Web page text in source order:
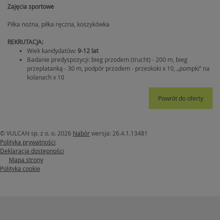
Zajęcia sportowe
Piłka nożna, piłka ręczna, koszykówka
REKRUTACJA:
Wiek kandydatów: 9-12 lat
Badanie predyspozycji: bieg przodem (trucht) - 200 m, bieg
przeplatanką - 30 m, podpór przodem - przeskoki x 10, „pompki” na
kolanach x 10
Powrót do oferty
© VULCAN sp. z o. o. 2026 Nabórwersja: 26.4.1.13481
Polityka prywatności
Deklaracja dostępności
Mapa strony
Polityka cookie